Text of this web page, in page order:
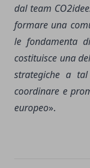
dal team
formare una
le fondamenta
costituisce una
strategiche a
coordinare e
europeo».